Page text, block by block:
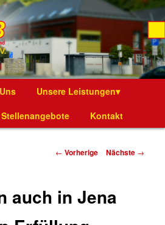
Sonneberg e.V.
Sonneberg e.V.
Unsere Leistungen▾
Stellenangebote Kontakt
Artikelnavigation
← Vorherige Nächste →
auch in Jena